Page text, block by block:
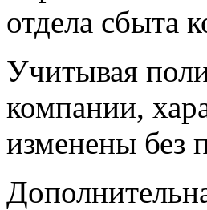
отдела сбыта
Учитывая
компании,
изменены без